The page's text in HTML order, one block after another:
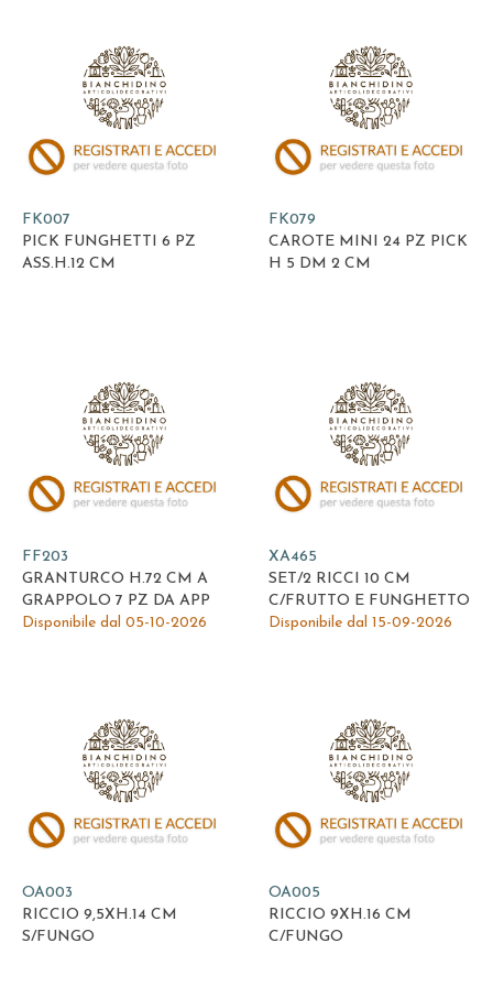
FK007
PICK FUNGHETTI 6 PZ
ASS.H.12 CM
FK079
CAROTE MINI 24 PZ PICK
H 5 DM 2 CM
FF203
GRANTURCO H.72 CM A
GRAPPOLO 7 PZ DA APP
Disponibile dal 05-10-2026
XA465
SET/2 RICCI 10 CM
C/FRUTTO E FUNGHETTO
Disponibile dal 15-09-2026
OA003
RICCIO 9,5XH.14 CM
S/FUNGO
OA005
RICCIO 9XH.16 CM
C/FUNGO